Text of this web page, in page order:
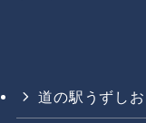
道の駅うずしお